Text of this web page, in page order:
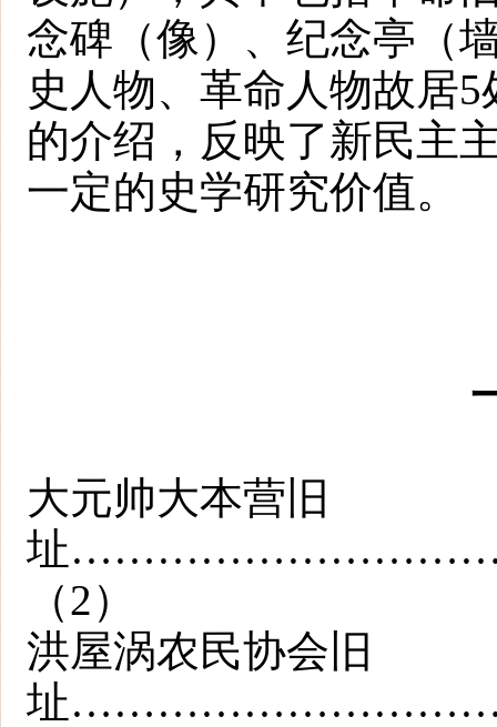
念碑（像）、纪念亭（
史人物、革命人物故居
的介绍，反映了新民主
一定的史学研究价值。
大元帅大本营旧
址
（2）
洪屋涡农民协会旧
址